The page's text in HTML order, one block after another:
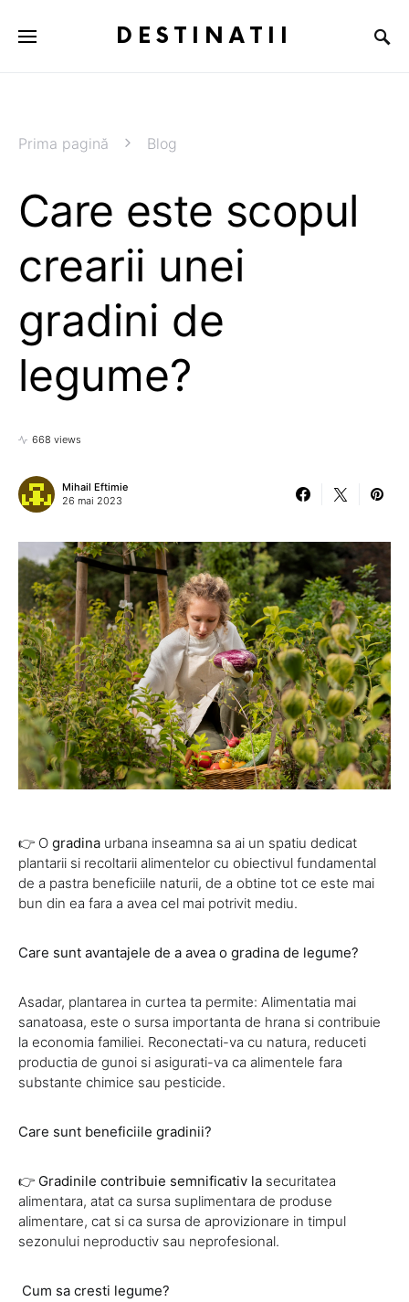
DESTINATII
Prima pagină Blog
Care este scopul
crearii unei
gradini de
legume?
668 views
Mihail Eftimie
26 mai 2023
👉 O gradina urbana inseamna sa ai un spatiu dedicat
plantarii si recoltarii alimentelor cu obiectivul fundamental
de a pastra beneficiile naturii, de a obtine tot ce este mai
bun din ea fara a avea cel mai potrivit mediu.
Care sunt avantajele de a avea o gradina de legume?
Asadar, plantarea in curtea ta permite: Alimentatia mai
sanatoasa, este o sursa importanta de hrana si contribuie
la economia familiei. Reconectati-va cu natura, reduceti
productia de gunoi si asigurati-va ca alimentele fara
substante chimice sau pesticide.
Care sunt beneficiile gradinii?
👉 Gradinile contribuie semnificativ la securitatea
alimentara, atat ca sursa suplimentara de produse
alimentare, cat si ca sursa de aprovizionare in timpul
sezonului neproductiv sau neprofesional.
Cum sa cresti legume?